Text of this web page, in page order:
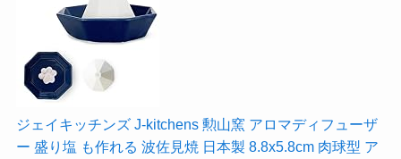
ジェイキッチンズ J-kitchens 勲山窯 アロマディフューザ
ー 盛り塩 も作れる 波佐見焼 日本製 8.8x5.8cm 肉球型 ア